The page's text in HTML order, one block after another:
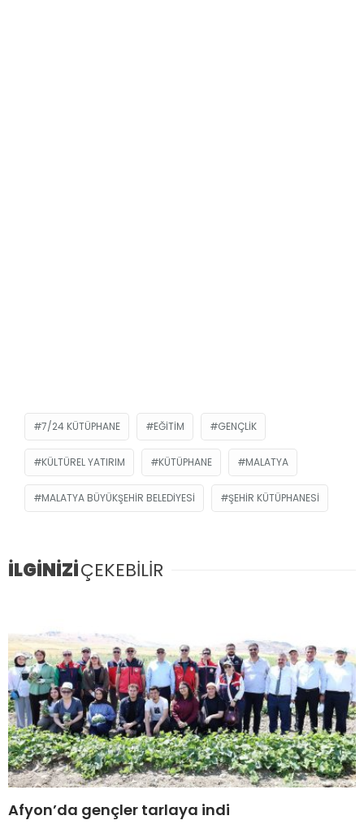
7/24 KÜTÜPHANE EĞITIM GENÇLIK
KÜLTÜREL YATIRIM KÜTÜPHANE MALATYA
MALATYA BÜYÜKŞEHIR BELEDIYESI ŞEHIR KÜTÜPHANESI
İLGİNİZİÇEKEBİLİR
Afyon’da gençler tarlaya indi